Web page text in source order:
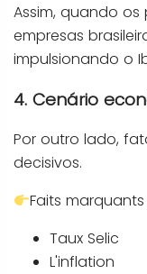
Assim, quando
empresas
impulsionando o
4. Cenário
Por outro lado,
decisivos.
Faits marquants
Taux Selic
L'inflation